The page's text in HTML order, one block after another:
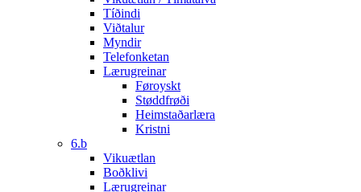
Tíðindi
Viðtalur
Myndir
Telefonketan
Lærugreinar
Føroyskt
Støddfrøði
Heimstaðarlæra
Kristni
6.b
Vikuætlan
Boðklivi
Lærugreinar